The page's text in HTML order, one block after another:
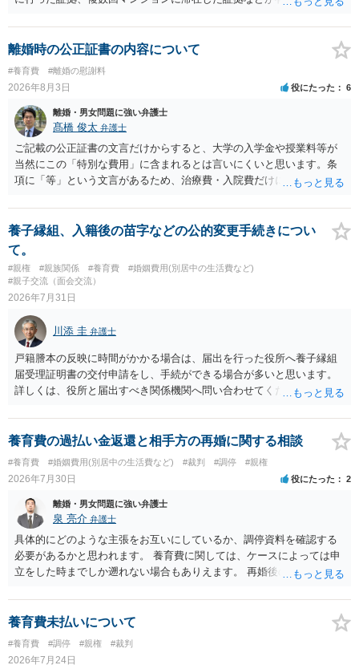
婚する、慰謝料をとるなど）ことができると思われます。 ただし、不
貞発覚後、長期間同居を続けると、不貞を許したとの評価につながる
離婚時の公正証書の内容について
#養育費 #離婚の慰謝料
2026年8月3日 役にたった 6
離婚・男女問題に強い弁護士
髙橋 俊太 弁護士
ご記載の公正証書の文言だけからすると、大学の入学金や授業料等が
当然にこの「特別な費用」に含まれるとは言いにくいと思います。条
項に「等」という文言があるため、治療費・入院費だけに限定される
れていますので、通常は、病気や事故によって臨時に必要となった医
療費その他これに類する特別支出を念頭に置いた条項と読むのが自然
です。したがって、大学の入学金、授業料、受験費用などの教育費に
ついてまで、「この条項があるから当然に半額を請求できる」とまで
は言いにくいと思われます。なお、通常、大学進学費用をどこまで負
担すべきかについては、離婚時の合意内容のほか、子どもの年齢、大
や費用などを踏まえて個別に検討することになります。公正証書の他
の条項において、養育費の終期についてどのように定められている
か、大学進学に関する定めの有無、「教育費」「進学費用」に関する
定めの有無等について確認する必要があると考えられます。
養子縁組、入籍後の苗字などの公的変更手続きについ
て。
#親権 #親族関係 #養育費
#婚姻費用(別居中の生活費など)
#親子交流（面会交流）
2026年7月31日
川添 圭 弁護士
戸籍謄本の反映に時間がかかる場合は、届出を行った役所へ養子縁組
届受理証明書の交付申請をし、手続ができる場合が多いと思います。
詳しくは、役所と届出すべき関係機関へ問い合わせてください。
養育費の過払い金返還と相手方の再婚に関する相談
#養育費 #婚姻費用(別居中の生活費など) #裁判 #調停 #親権
2026年7月30日 役にたった 2
離婚・男女問題に強い弁護士
泉 亮介 弁護士
具体的にどのような主張をお互いにしているか、調停資料を確認する
必要があるかと思われます。 養育費に関しては、ケースによっては申
立をした時までしか遡れない場合もありえます。 再婚後の相手方の行
養育費に関するやりとり等があればそちらについても確認する必要が
あるでしょう。 公開相談の場での回答よりも個別に弁護士にご相談さ
養育費未払いについて
#養育費 #調停 #親権 #裁判
2026年7月24日